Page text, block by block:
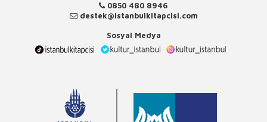
0850 480 8946
destek@istanbulkitapcisi.com
Sosyal Medya